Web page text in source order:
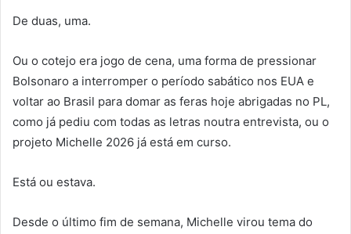
De duas, uma.
Ou o cotejo era jogo de cena, uma forma de pressionar
Bolsonaro a interromper o período sabático nos EUA e
voltar ao Brasil para domar as feras hoje abrigadas no PL,
como já pediu com todas as letras noutra entrevista, ou o
projeto Michelle 2026 já está em curso.
Está ou estava.
Desde o último fim de semana, Michelle virou tema do